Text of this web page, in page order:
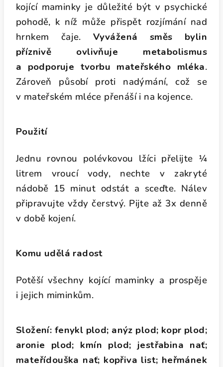
kojící maminky je důležité být v psychické
pohodě, k níž může přispět rozjímání nad
hrnkem čaje.Vyvážená směs bylin
příznivě ovlivňuje metabolismus
a podporuje tvorbu mateřského mléka.
Zároveň působí proti nadýmání, což se
v mateřském mléce přenáší i na kojence.
Použití
Jednu rovnou polévkovou lžíci přelijte ¼
litrem vroucí vody, nechte v zakryté
nádobě 15 minut odstát a sceďte. Nálev
připravujte vždy čerstvý. Pijte až 3x denně
v době kojení.
Komu udělá radost
Potěší všechny kojící maminky a prospěje
i jejich miminkům.
Složení: fenykl plod; anýz plod; kopr plod;
aronie plod; kmín plod; jestřabina nať;
mateřídouška nať; kopřiva list; heřmánek